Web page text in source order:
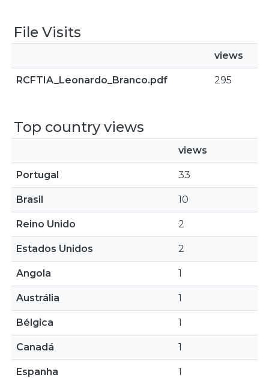
File Visits
views
RCFTIA_Leonardo_Branco.pdf 295
Top country views
views
Portugal 33
Brasil 10
Reino Unido 2
Estados Unidos 2
Angola 1
Austrália 1
Bélgica 1
Canadá 1
Espanha 1